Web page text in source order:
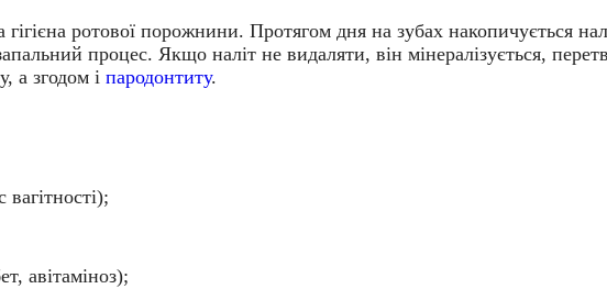
ротової порожнини. Протягом дня на зубах накопичується
процес. Якщо наліт не видаляти, він мінералізується,
а згодом і пародонтиту.
авітаміноз);